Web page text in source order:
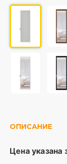
ОПИСАНИЕ
Цена указана